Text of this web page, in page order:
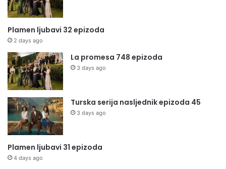
Plamen ljubavi 32 epizoda
2 days ago
La promesa 748 epizoda
3 days ago
Turska serija nasljednik epizoda 45
3 days ago
Plamen ljubavi 31 epizoda
4 days ago